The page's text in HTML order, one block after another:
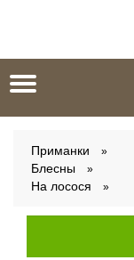
Toggle
navigation
Приманки
Блесны
На лосося